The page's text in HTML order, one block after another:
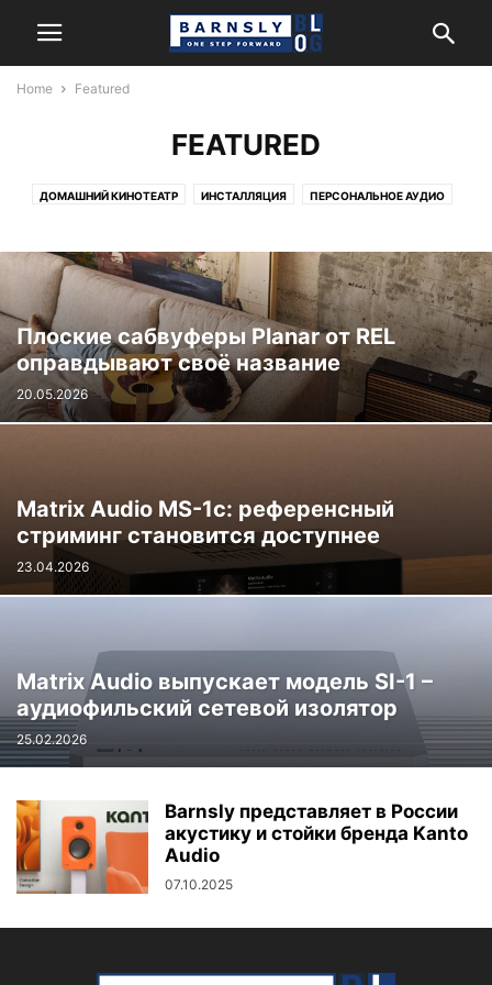
Home Featured
FEATURED
ДОМАШНИЙ КИНОТЕАТР ИНСТАЛЛЯЦИЯ ПЕРСОНАЛЬНОЕ АУДИО
Плоские сабвуферы Planar от REL
оправдывают своё название
20.05.2026
Matrix Audio MS-1c: референсный
стриминг становится доступнее
23.04.2026
Matrix Audio выпускает модель SI-1 –
аудиофильский сетевой изолятор
25.02.2026
Barnsly представляет в России
акустику и стойки бренда Kanto
Audio
07.10.2025